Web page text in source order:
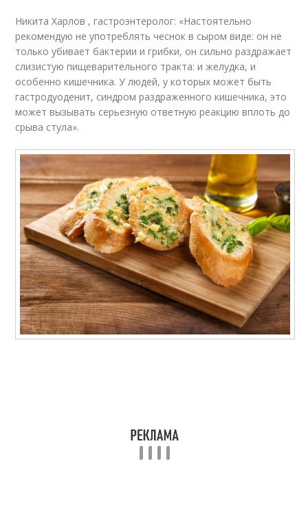
Никита Харлов , гастроэнтеролог: «Настоятельно
рекомендую не употреблять чеснок в сыром виде: он не
только убивает бактерии и грибки, он сильно раздражает
слизистую пищеварительного тракта: и желудка, и
особенно кишечника. У людей, у которых может быть
гастродуоденит, синдром раздраженного кишечника, это
может вызывать серьезную ответную реакцию вплоть до
срыва стула».